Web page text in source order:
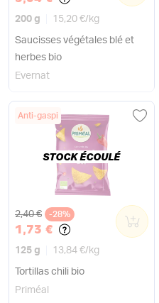
200 g 15,20 €/ kg
Saucisses végétales blé et
herbes bio
Evernat
Anti-gaspi
Ancien prix
2,40 € -28%
1,73 €
125 g 13,84 €/ kg
Tortillas chili bio
0
Priméal
STOCK ÉCOULÉ